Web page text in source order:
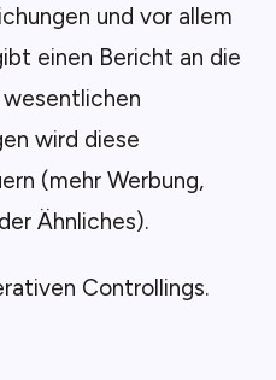
und vor allem
einen Bericht an die
wird diese
(mehr Werbung,
Ähnliches).
Controllings.